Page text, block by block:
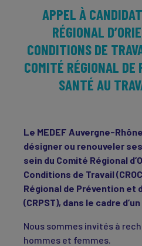
APPEL À
RÉGIONAL
CONDITIONS DE
COMITÉ RÉGIONAL
SANTÉ AU
Le MEDEF Auvergne-
désigner ou renouveler
sein du Comité Régional
Conditions de Travail
Régional de Prévention et
(CRPST), dans le cadre
Nous sommes invités à
hommes et femmes.